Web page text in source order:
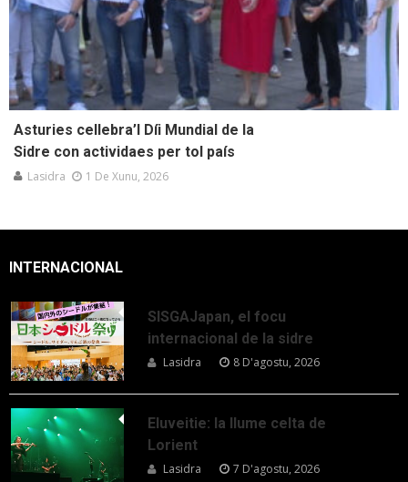
Asturies cellebra’l Díi Mundial de la
Sidre con actividaes per tol país
Lasidra 1 De Xunu, 2026
INTERNACIONAL
SISGAJapan, el focu
internacional de la sidre
Lasidra 8 D'agostu, 2026
Eluveitie: la llume celta de
Lorient
Lasidra 7 D'agostu, 2026